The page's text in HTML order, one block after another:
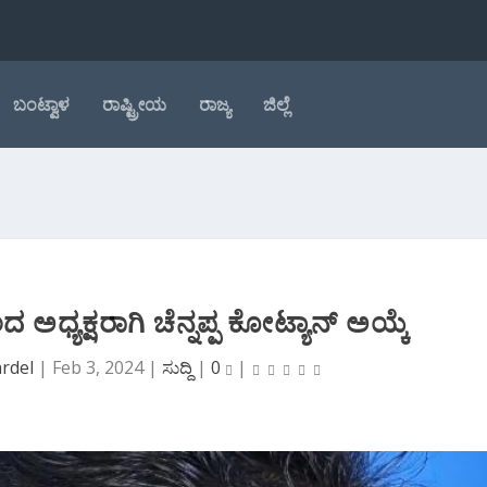
ಬಂಟ್ವಾಳ ರಾಷ್ಟ್ರೀಯ ರಾಜ್ಯ ಜಿಲ್ಲೆ
ಚೆನ್ನಪ್ಪ ಕೋಟ್ಯಾನ್ ಅಯ್ಕೆ
| Feb 3, 2024| ಸುದ್ದಿ | 0 |